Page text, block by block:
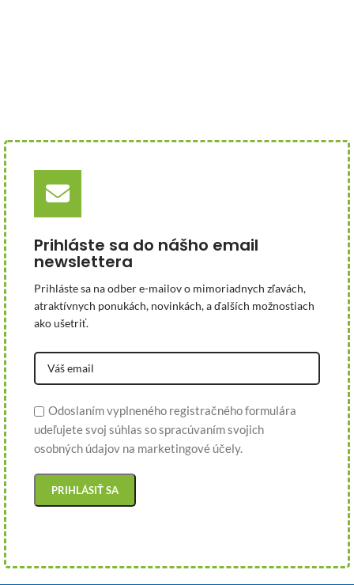
Prihláste sa do nášho email
newslettera
Prihláste sa na odber e-mailov o mimoriadnych zľavách,
atraktívnych ponukách, novinkách, a ďalších možnostiach
ako ušetriť.
Odoslaním vyplneného registračného formulára
udeľujete svoj súhlas so spracúvaním svojich
osobných údajov na marketingové účely.